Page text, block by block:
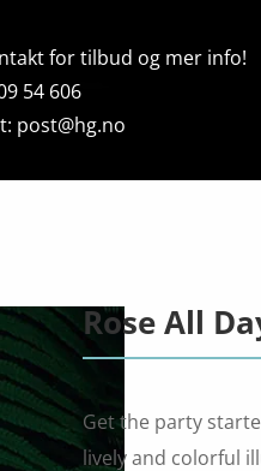
for tilbud og mer info!
54 606
post@hg.no
Rose All
Get the party
lively and colorful